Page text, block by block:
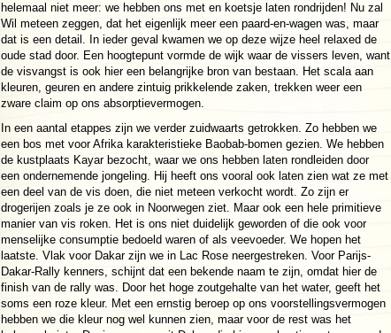
helemaal niet meer: we hebben ons met en koetsje laten rondrijden! Nu zal
Wil meteen zeggen, dat het eigenlijk meer een paard-en-wagen was, maar
dat is een detail. In ieder geval kwamen we op deze wijze heel relaxed de
oude stad door. Een hoogtepunt vormde de wijk waar de vissers leven, want
de visvangst is ook hier een belangrijke bron van bestaan. Het scala aan
kleuren, geuren en andere zintuig prikkelende zaken, trekken weer een
zware claim op ons absorptievermogen.
In een aantal etappes zijn we verder zuidwaarts getrokken. Zo hebben we
een bos met voor Afrika karakteristieke Baobab-bomen gezien. We hebben
de kustplaats Kayar bezocht, waar we ons hebben laten rondleiden door
een ondernemende jongeling. Hij heeft ons vooral ook laten zien wat ze met
een deel van de vis doen, die niet meteen verkocht wordt. Zo zijn er
drogerijen zoals je ze ook in Noorwegen ziet. Maar ook een hele primitieve
manier van vis roken. Het is ons niet duidelijk geworden of die ook voor
menselijke consumptie bedoeld waren of als veevoeder. We hopen het
laatste. Vlak voor Dakar zijn we in Lac Rose neergestreken. Voor Parijs-
Dakar-Rally kenners, schijnt dat een bekende naam te zijn, omdat hier de
finish van de rally was. Door het hoge zoutgehalte van het water, geeft het
soms een roze kleur. Met een ernstig beroep op ons voorstellingsvermogen
hebben we die kleur nog wel kunnen zien, maar voor de rest was het